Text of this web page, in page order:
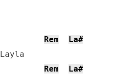
Rem
La#
Rem
La#